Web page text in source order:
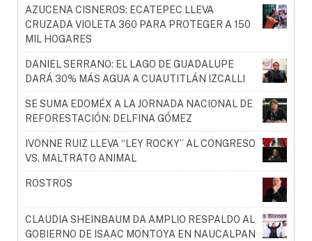
AZUCENA CISNEROS: ECATEPEC LLEVA
CRUZADA VIOLETA 360 PARA PROTEGER A 150
MIL HOGARES
DANIEL SERRANO: EL LAGO DE GUADALUPE
DARÁ 30% MÁS AGUA A CUAUTITLÁN IZCALLI
SE SUMA EDOMÉX A LA JORNADA NACIONAL DE
REFORESTACIÓN: DELFINA GÓMEZ
IVONNE RUIZ LLEVA “LEY ROCKY” AL CONGRESO
VS. MALTRATO ANIMAL
ROSTROS
CLAUDIA SHEINBAUM DA AMPLIO RESPALDO AL
GOBIERNO DE ISAAC MONTOYA EN NAUCALPAN